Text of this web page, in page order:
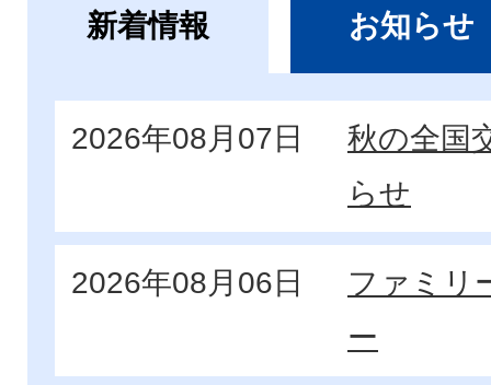
新着情報 お知らせ
新
情
報
2026年08月07日
秋の全国
らせ
2026年08月06日
ファミリ
ー